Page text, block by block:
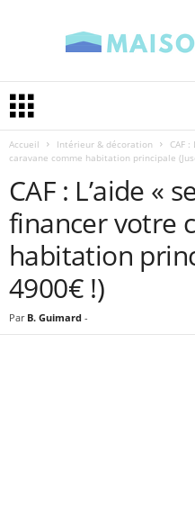
i
Accueil Intérieur & décoration
CAF
caravane comme habitation principale
CAF : L’aide «
financer votre
habitation
4900€ !)
Par B. Guimard -